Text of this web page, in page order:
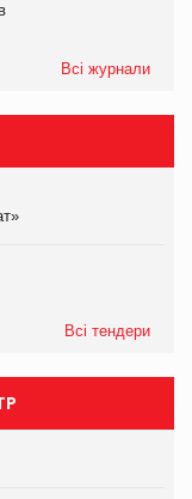
Всі журнали
Всі тендери